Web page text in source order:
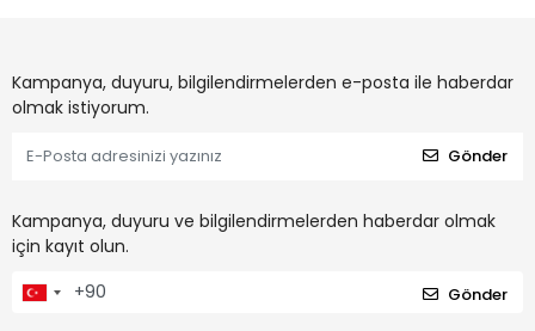
Kampanya, duyuru, bilgilendirmelerden e-posta ile haberdar
olmak istiyorum.
Gönder
Kampanya, duyuru ve bilgilendirmelerden haberdar olmak
için kayıt olun.
Gönder